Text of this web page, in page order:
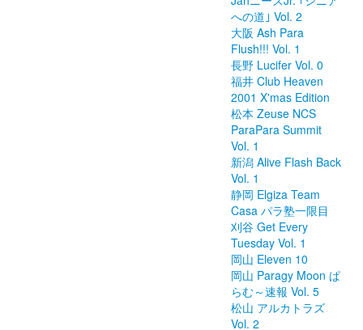
への道｣ Vol. 2
大阪 Ash Para
Flush!!! Vol. 1
長野 Lucifer Vol. 0
福井 Club Heaven
2001 X'mas Edition
松本 Zeuse NCS
ParaPara Summit
Vol. 1
新潟 Alive Flash Back
Vol. 1
静岡 Elgiza Team
Casa パラ塾一限目
刈谷 Get Every
Tuesday Vol. 1
岡山 Eleven 10
岡山 Paragy Moon ぱ
らむ～速報 Vol. 5
松山 アルカトラズ
Vol. 2